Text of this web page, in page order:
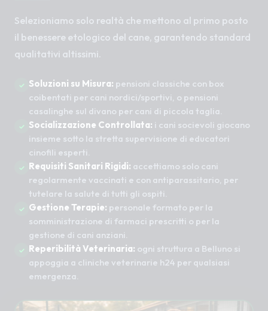
Selezioniamo solo realtà che mettono al primo posto
il benessere etologico del cane, garantendo standard
qualitativi altissimi.
Soluzioni su Misura: pensioni classiche con box
coibentati per cani nordici/sportivi, o pensioni
casalinghe sul divano per cani di piccola taglia.
Socializzazione Controllata: i cani socievoli giocano
insieme sotto la stretta supervisione di educatori
cinofili esperti.
Requisiti Sanitari Rigidi: accettiamo solo cani
regolarmente vaccinati e con antiparassitario, per
tutelare la salute di tutti gli ospiti.
Gestione Terapie: personale formato per la
somministrazione di farmaci prescritti o per la
gestione di cani anziani.
Reperibilità Veterinaria: ogni struttura a Belluno si
appoggia a cliniche veterinarie h24 per qualsiasi
emergenza.